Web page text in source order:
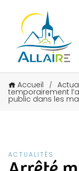
Accueil /
temporairement
public dans les
ACTUALITÉS